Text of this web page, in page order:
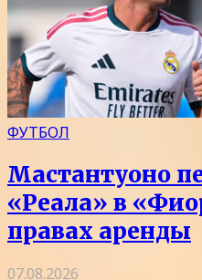
ФУТБОЛ
Мастантуоно
«Реала» в
правах аренды
07.08.2026